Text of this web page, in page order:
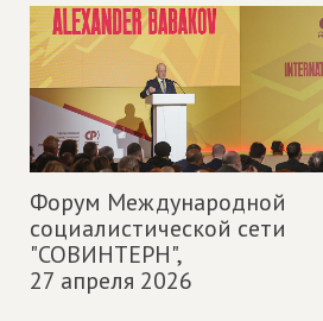
Форум Международной
социалистической сети
"СОВИНТЕРН",
27 апреля 2026